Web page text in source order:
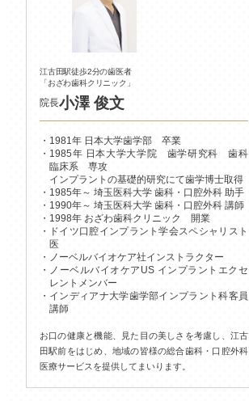
江古田駅徒歩2分の歯医者
「おざわ歯科クリニック」
院長小澤 俊文
1981年 日本大学歯学部 卒業
1985年 日本大学大学院 歯学研究科 歯科
臨床系 専攻
インプラントの基礎的研究にて歯学博士取得
1985年～ 埼玉医科大学 歯科・口腔外科 助手
1990年～ 埼玉医科大学 歯科・口腔外科 講師
1998年 おざわ歯科クリニック 開業
ドイツ口腔インプラント学会スペシャリスト
医
ノーベルバイオケア社インストラクター
ノーベルバイオケアUS インプラントエクセ
レントメンバー
インディアナ大学歯学部インプラント科客員
講師
お口の健康と機能、見た目の美しさを考慮し、江古
田駅前をはじめ、地域の皆様の総合歯科・口腔外科
医療サービスを提供してまいります。